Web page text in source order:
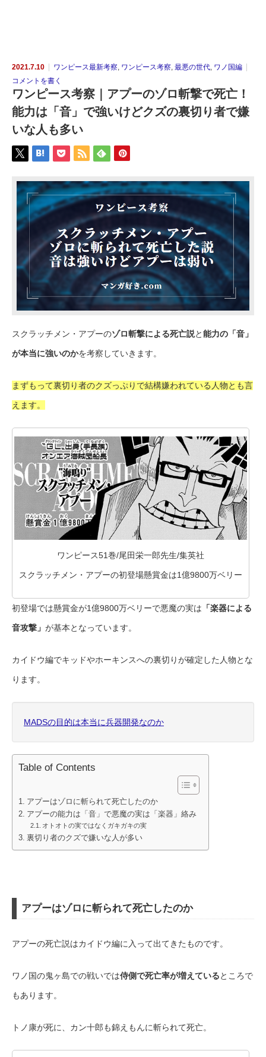
2021.7.10 ワンピース最新考察, ワンピース考察, 最悪の世代, ワノ国編
コメントを書く
ワンピース考察｜アプーのゾロ斬撃で死亡！
能力は「音」で強いけどクズの裏切り者で嫌
いな人も多い
スクラッチメン・アプーのゾロ斬撃による死亡説と能力の「音」
が本当に強いのかを考察していきます。
まずもって裏切り者のクズっぷりで結構嫌われている人物とも言
えます。
ワンピース51巻/尾田栄一郎先生/集英社
スクラッチメン・アプーの初登場懸賞金は1億9800万ベリー
初登場では懸賞金が1億9800万ベリーで悪魔の実は 「楽器による
音攻撃」 が基本となっています。
カイドウ編でキッドやホーキンスへの裏切りが確定した人物とな
ります。
MADSの目的は本当に兵器開発なのか
Table of Contents
アプーはゾロに斬られて死亡したのか
アプーの能力は「音」で悪魔の実は「楽器」絡み
オトオトの実ではなくガキガキの実
裏切り者のクズで嫌いな人が多い
アプーはゾロに斬られて死亡したのか
アプーの死亡説はカイドウ編に入って出てきたものです。
ワノ国の鬼ヶ島での戦いでは侍側で死亡率が増えているところで
もあります。
トノ康が死に、カン十郎も錦えもんに斬られて死亡。